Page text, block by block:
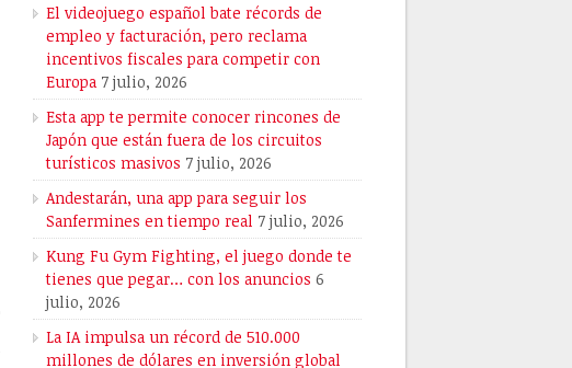
El videojuego español bate récords de
empleo y facturación, pero reclama
incentivos fiscales para competir con
Europa 7 julio, 2026
Esta app te permite conocer rincones de
Japón que están fuera de los circuitos
turísticos masivos 7 julio, 2026
Andestarán, una app para seguir los
Sanfermines en tiempo real 7 julio, 2026
Kung Fu Gym Fighting, el juego donde te
tienes que pegar… con los anuncios 6
julio, 2026
La IA impulsa un récord de 510.000
millones de dólares en inversión global